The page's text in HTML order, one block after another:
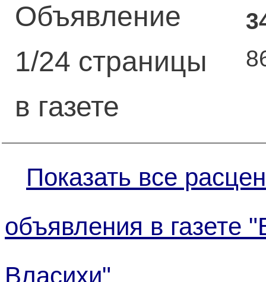
Объявление
1/24 страницы
в газете
Показать все
объявления в газете
Власихи"